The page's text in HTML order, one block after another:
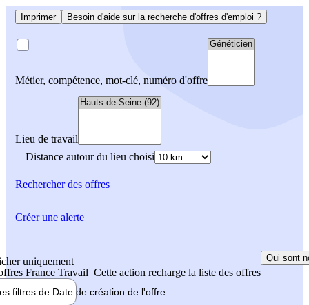
Imprimer Besoin d'aide sur la recherche d'offres d'emploi ?
Métier, compétence, mot-clé, numéro d'offre
Lieu de travail
Distance autour du lieu choisi
Rechercherdes offres
uniquement
France Travail Cette action recharge la liste des offres
Qui sont
filtres de Date de création de l'offre
Créer une alerte